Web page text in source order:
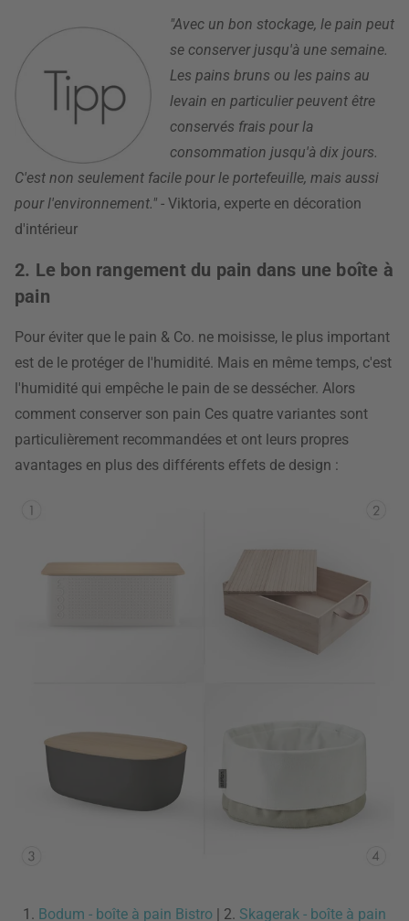
"Avec un bon stockage, le pain peut
se conserver jusqu'à une semaine.
Les pains bruns ou les pains au
levain en particulier peuvent être
conservés frais pour la
consommation jusqu'à dix jours.
C'est non seulement facile pour le portefeuille, mais aussi
pour l'environnement." - Viktoria, experte en décoration
d'intérieur
2. Le bon rangement du pain dans une boîte à
pain
Pour éviter que le pain & Co. ne moisisse, le plus important
est de le protéger de l'humidité. Mais en même temps, c'est
l'humidité qui empêche le pain de se dessécher. Alors
comment conserver son pain Ces quatre variantes sont
particulièrement recommandées et ont leurs propres
avantages en plus des différents effets de design :
1. Bodum - boîte à pain Bistro | 2. Skagerak - boîte à pain